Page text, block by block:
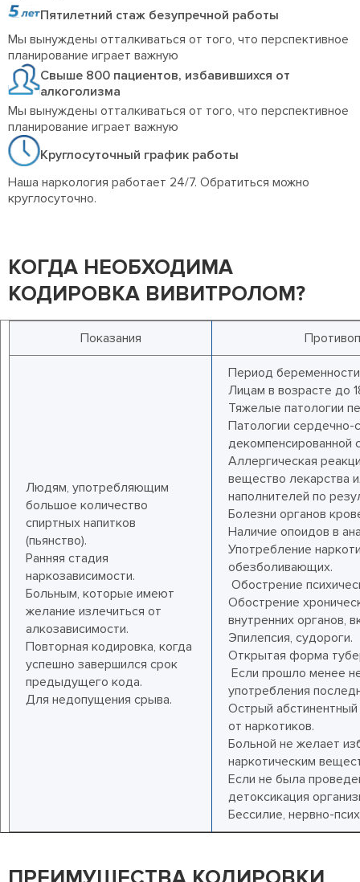
Пятилетний стаж безупречной работы
Мы вынуждены отталкиваться от того, что перспективное
планирование играет важную
Свыше 800 пациентов, избавившихся от
алкоголизма
Мы вынуждены отталкиваться от того, что перспективное
планирование играет важную
Круглосуточный график работы
Наша наркология работает 24/7. Обратиться можно
круглосуточно.
КОГДА НЕОБХОДИМА
КОДИРОВКА ВИВИТРОЛОМ?
Показания
Людям, употребляющим
большое количество
спиртных напитков
(пьянство).
Ранняя стадия
наркозависимости.
Больным, которые имеют
желание излечиться от
алкозависимости.
Повторная кодировка, когда
успешно завершился срок
предыдущего кода.
Для недопущения срыва.
Период
Лицам в возрасте до
Тяжелые патологии
Патологии сердечно-
декомпенсированной
Аллергическая
вещество лекарства
наполнителей по
Болезни органов
Наличие опоидов в
Употребление
обезболивающих.
Обострение
Обострение
внутренних органов,
Эпилепсия, судороги.
Открытая форма
Если прошло менее
употребления
Острый
от наркотиков.
Больной не желает
наркотическим
Если не была
детоксикация
Бессилие, нервно-